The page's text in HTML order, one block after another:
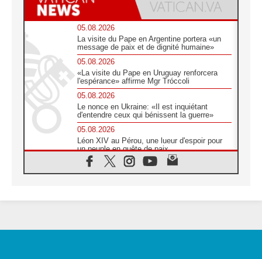
05.08.2026
La visite du Pape en Argentine portera «un
message de paix et de dignité humaine»
05.08.2026
«La visite du Pape en Uruguay renforcera
l'espérance» affirme Mgr Tróccoli
05.08.2026
Le nonce en Ukraine: «Il est inquiétant
d'entendre ceux qui bénissent la guerre»
05.08.2026
Léon XIV au Pérou, une lueur d'espoir pour
un peuple en quête de paix
05.08.2026
SCEAM: L'Église en Afrique vers